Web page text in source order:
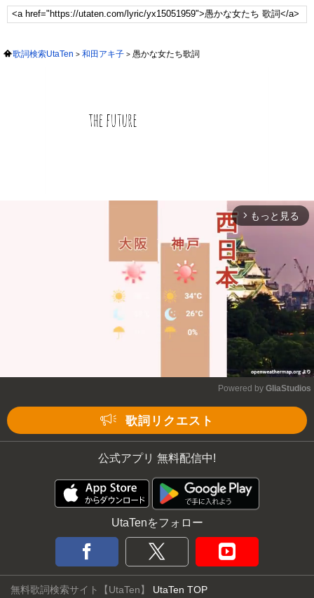
歌詞検索UtaTen 和田アキ子 愚かな女たち歌詞
arrow_forward_ios もっと見る
Powered by GliaStudios
歌詞リクエスト
公式アプリ 無料配信中!
UtaTenをフォロー
無料歌詞検索サイト【UtaTen】 UtaTen TOP